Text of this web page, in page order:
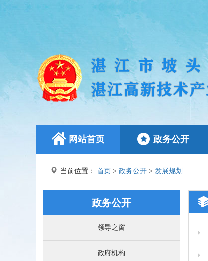
网站首页 政务公开
当前位置： 首页 > 政务公开 > 发展规划
政务公开
领导之窗
政府机构